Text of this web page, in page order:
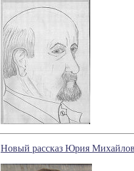
Новый рассказ Юрия